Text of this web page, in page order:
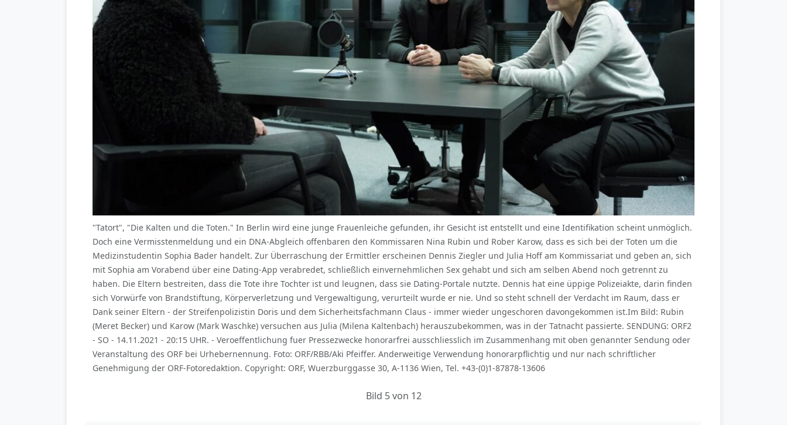
"Tatort", "Die Kalten und die Toten." In Berlin wird eine junge Frauenleiche gefunden, ihr Gesicht ist entstellt und eine Identifikation scheint unmöglich.
Doch eine Vermisstenmeldung und ein DNA-Abgleich offenbaren den Kommissaren Nina Rubin und Rober Karow, dass es sich bei der Toten um die
Medizinstudentin Sophia Bader handelt. Zur Überraschung der Ermittler erscheinen Dennis Ziegler und Julia Hoff am Kommissariat und geben an, sich
mit Sophia am Vorabend über eine Dating-App verabredet, schließlich einvernehmlichen Sex gehabt und sich am selben Abend noch getrennt zu
haben. Die Eltern bestreiten, dass die Tote ihre Tochter ist und leugnen, dass sie Dating-Portale nutzte. Dennis hat eine üppige Polizeiakte, darin finden
sich Vorwürfe von Brandstiftung, Körperverletzung und Vergewaltigung, verurteilt wurde er nie. Und so steht schnell der Verdacht im Raum, dass er
Dank seiner Eltern - der Streifenpolizistin Doris und dem Sicherheitsfachmann Claus - immer wieder ungeschoren davongekommen ist.Im Bild: Rubin
(Meret Becker) und Karow (Mark Waschke) versuchen aus Julia (Milena Kaltenbach) herauszubekommen, was in der Tatnacht passierte. SENDUNG: ORF2
- SO - 14.11.2021 - 20:15 UHR. - Veroeffentlichung fuer Pressezwecke honorarfrei ausschliesslich im Zusammenhang mit oben genannter Sendung oder
Veranstaltung des ORF bei Urhebernennung. Foto: ORF/RBB/Aki Pfeiffer. Anderweitige Verwendung honorarpflichtig und nur nach schriftlicher
Genehmigung der ORF-Fotoredaktion. Copyright: ORF, Wuerzburggasse 30, A-1136 Wien, Tel. +43-(0)1-87878-13606
Bild 5 von 12